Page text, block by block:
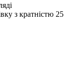
з кратністю 25